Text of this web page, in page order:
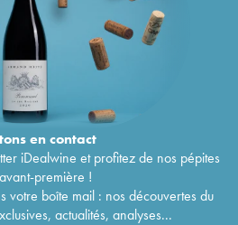
encontact
iDealwine et profitez de nos pépites
première !
votre boîte mail : nos découvertes du
actualités, analyses...